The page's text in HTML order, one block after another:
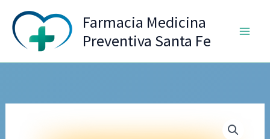
contenido
Farmacia Medicina
Preventiva Santa Fe